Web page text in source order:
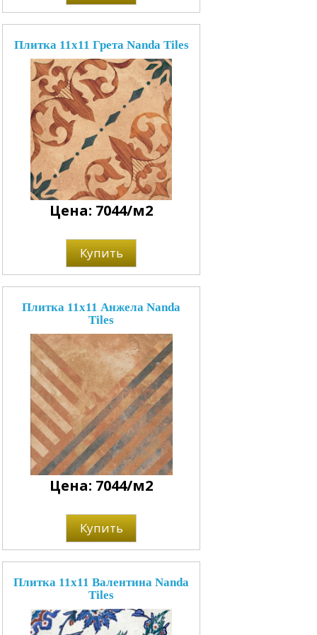
Плитка 11x11 Грета Nanda Tiles
Цена: 7044/м2
Купить
Плитка 11x11 Анжела Nanda
Tiles
Цена: 7044/м2
Купить
Плитка 11x11 Валентина Nanda
Tiles